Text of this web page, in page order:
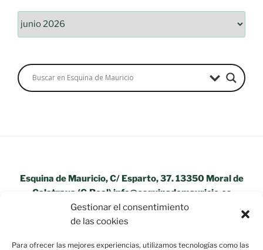
Gestionar el consentimiento
de las cookies
Para ofrecer las mejores experiencias, utilizamos tecnologías como las
Archivos
Esquina de Mauricio, C/ Esparto, 37. 13350 Moral de
Calatrava (C.Real) info@esquinademauricio.es
«Aviso Legal»